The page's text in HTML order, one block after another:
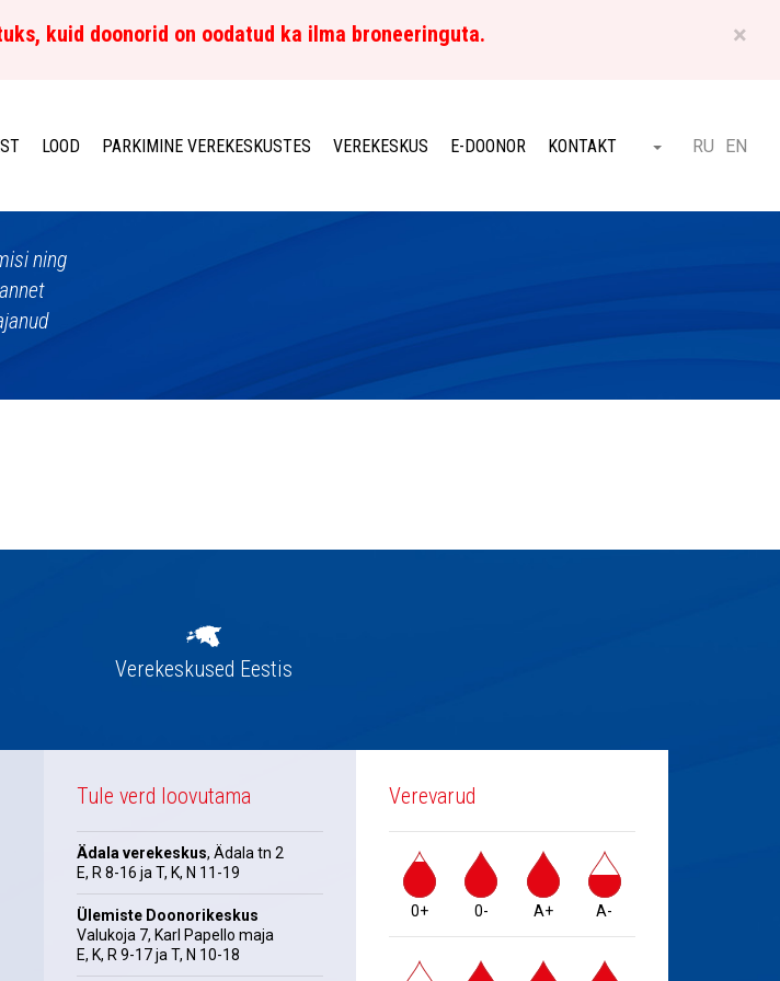
×
kuid doonorid on oodatud ka ilma broneeringuta.
LOOD PARKIMINE VEREKESKUSTES VEREKESKUS E-DOONOR KONTAKT Otsi ET
RU EN
ning
Verekeskused Eestis
Tule verd loovutama
Ädala verekeskus, Ädala tn 2
E, R 8-16 ja T, K, N 11-19
Ülemiste Doonorikeskus
Valukoja 7, Karl Papello maja
E, K, R 9-17 ja T, N 10-18
Verevarud
0+ 0- A+ A-